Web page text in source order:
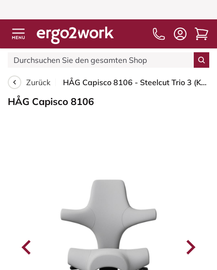
Zurück HÅG Capisco 8106 - Steelcut Trio 3 (Kvadrat) - Wolle / Polyamid - STT133 - Light grey - Schwarz - 200 mm (Sitzhöhe 46-64cm) - Bodengleiter
HÅG Capisco 8106